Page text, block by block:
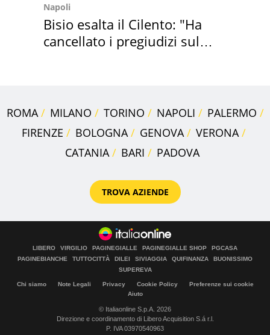
Napoli
Bisio esalta il Cilento: "Ha
cancellato i pregiudizi sul
ROMA MILANO TORINO NAPOLI
PALERMO
FIRENZE
BOLOGNA GENOVA
VERONA
CATANIA
BARI PADOVA
TROVA AZIENDE
LIBERO VIRGILIO PAGINEGIALLE PAGINEGIALLE SHOP
PGCASA
PAGINEBIANCHE
TUTTOCITTÀ DILEI SIVIAGGIA QUIFINANZA
BUONISSIMO
SUPEREVA
Chi siamo Note Legali Privacy Cookie Policy
Preferenze sui cookie
Aiuto
© Italiaonline S.p.A. 2026
Direzione e coordinamento di Libero Acquisition S.á r.l.
P. IVA 03970540963